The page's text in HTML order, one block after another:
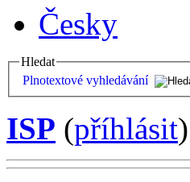
Česky
Hledat
Plnotextové vyhledávání
ISP (příhlásit)